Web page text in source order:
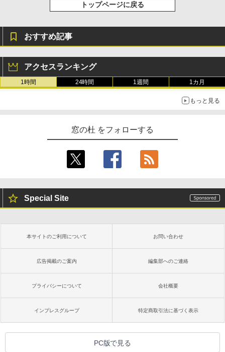
トップページに戻る
おすすめ記事
アクセスランキング
1時間 24時間 1週間 1カ月
もっと見る
窓の杜 をフォローする
Special Site
本サイトのご利用について お問い合わせ
広告掲載のご案内 編集部へのご連絡
プライバシーについて 会社概要
インプレスグループ 特定商取引法に基づく表示
PC版で見る